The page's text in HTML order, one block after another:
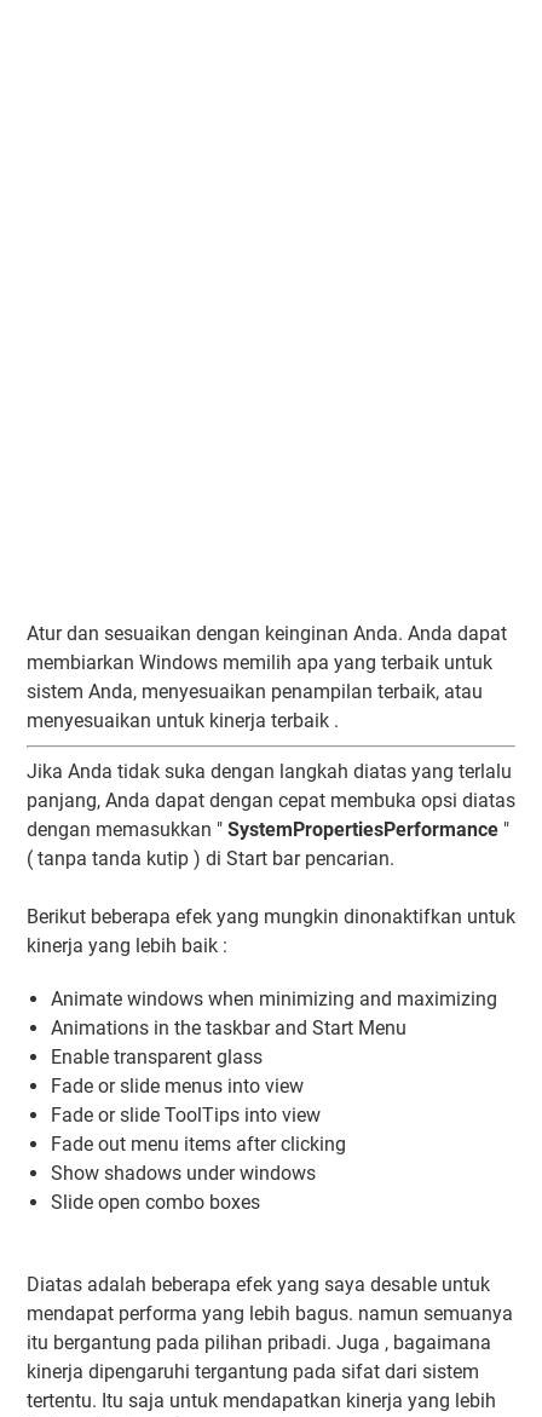
Atur dan sesuaikan dengan keinginan Anda. Anda dapat
membiarkan Windows memilih apa yang terbaik untuk
sistem Anda, menyesuaikan penampilan terbaik, atau
menyesuaikan untuk kinerja terbaik .
Jika Anda tidak suka dengan langkah diatas yang terlalu
panjang, Anda dapat dengan cepat membuka opsi diatas
dengan memasukkan " SystemPropertiesPerformance "
( tanpa tanda kutip ) di Start bar pencarian.
Berikut beberapa efek yang mungkin dinonaktifkan untuk
kinerja yang lebih baik :
Animate windows when minimizing and maximizing
Animations in the taskbar and Start Menu
Enable transparent glass
Fade or slide menus into view
Fade or slide ToolTips into view
Fade out menu items after clicking
Show shadows under windows
Slide open combo boxes
Diatas adalah beberapa efek yang saya desable untuk
mendapat performa yang lebih bagus. namun semuanya
itu bergantung pada pilihan pribadi. Juga , bagaimana
kinerja dipengaruhi tergantung pada sifat dari sistem
tertentu. Itu saja untuk mendapatkan kinerja yang lebih